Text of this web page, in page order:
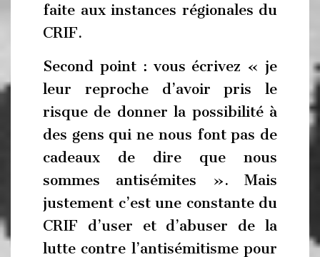
faite aux instances régionales du
CRIF.
Second point : vous écrivez « je
leur reproche d’avoir pris le
risque de donner la possibilité à
des gens qui ne nous font pas de
cadeaux de dire que nous
sommes antisémites ». Mais
justement c’est une constante du
CRIF d’user et d’abuser de la
lutte contre l’antisémitisme pour